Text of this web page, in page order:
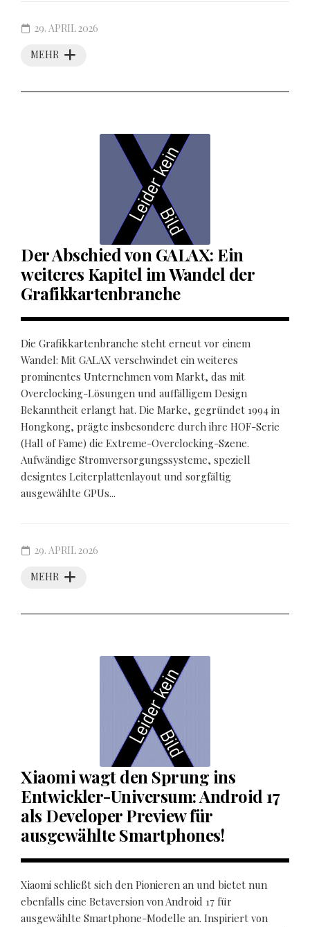
MEHR
29. APRIL 2026
Der Abschied von GALAX: Ein
weiteres Kapitel im Wandel der
Grafikkartenbranche
Die Grafikkartenbranche steht erneut vor einem
Wandel: Mit GALAX verschwindet ein weiteres
prominentes Unternehmen vom Markt, das mit
Overclocking-Lösungen und auffälligem Design
Bekanntheit erlangt hat. Die Marke, gegründet 1994 in
Hongkong, prägte insbesondere durch ihre HOF-Serie
(Hall of Fame) die Extreme-Overclocking-Szene.
Aufwändige Stromversorgungssysteme, speziell
designtes Leiterplattenlayout und sorgfältig
ausgewählte GPUs...
MEHR
29. APRIL 2026
Xiaomi wagt den Sprung ins
Entwickler-Universum: Android 17
als Developer Preview für
ausgewählte Smartphones!
Xiaomi schließt sich den Pionieren an und bietet nun
ebenfalls eine Betaversion von Android 17 für
ausgewählte Smartphone-Modelle an. Inspiriert von